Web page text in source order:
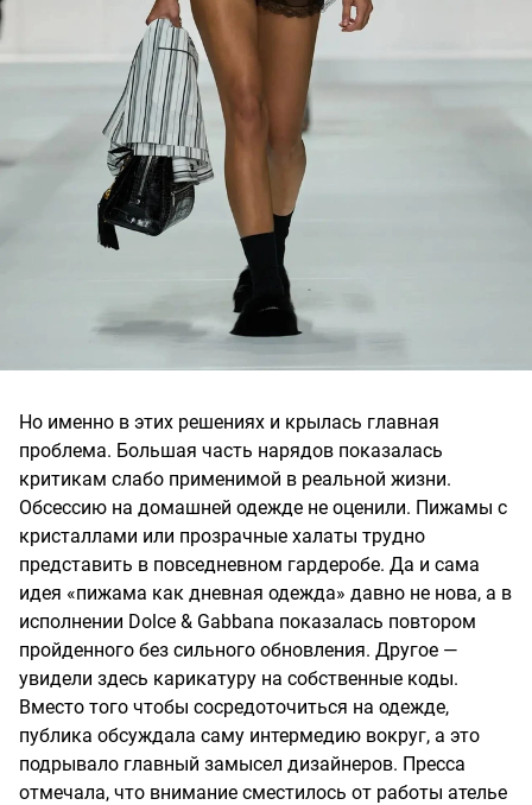
Но именно в этих решениях и крылась главная
проблема. Большая часть нарядов показалась
критикам слабо применимой в реальной жизни.
Обсессию на домашней одежде не оценили. Пижамы с
кристаллами или прозрачные халаты трудно
представить в повседневном гардеробе. Да и сама
идея «пижама как дневная одежда» давно не нова, а в
исполнении Dolce & Gabbana показалась повтором
пройденного без сильного обновления. Другое —
увидели здесь карикатуру на собственные коды.
Вместо того чтобы сосредоточиться на одежде,
публика обсуждала саму интермедию вокруг, а это
подрывало главный замысел дизайнеров. Пресса
отмечала, что внимание сместилось от работы ателье